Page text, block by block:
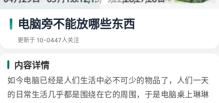
电脑旁不能放哪些东西
更新于 10-0447人关注
内容详情
如今电脑已经是人们生活中必不可少的物品了，人们一天
的日常生活几乎都是围绕在它的周围，于是电脑桌上琳琳